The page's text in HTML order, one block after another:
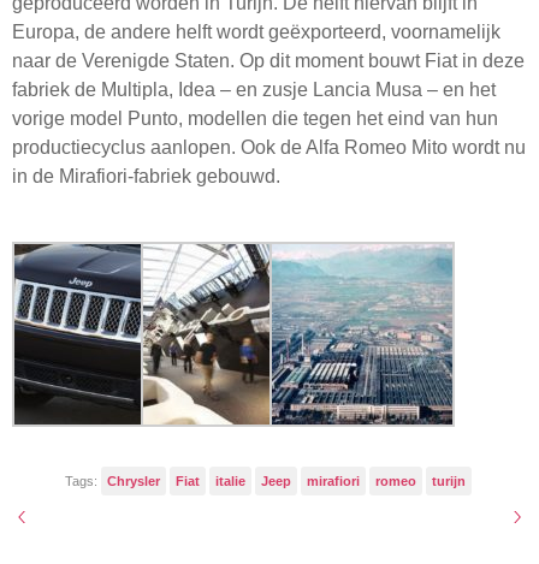
Europa, de andere helft wordt geëxporteerd, voornamelijk
naar de Verenigde Staten. Op dit moment bouwt Fiat in deze
fabriek de Multipla, Idea – en zusje Lancia Musa – en het
vorige model Punto, modellen die tegen het eind van hun
productiecyclus aanlopen. Ook de Alfa Romeo Mito wordt nu
in de Mirafiori-fabriek gebouwd.
Tags: Chrysler Fiat italie Jeep mirafiori romeo turijn